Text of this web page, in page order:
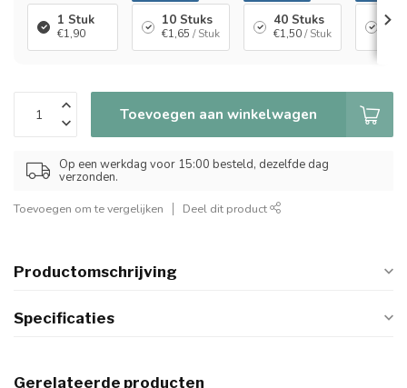
1 Stuk
€1,90
10 Stuks
€1,65 / Stuk
40 Stuks
€1,50/ Stuk
Toevoegen aan winkelwagen
Op een werkdag voor 15:00 besteld, dezelfde dag
verzonden.
Toevoegen om te vergelijken Deel dit product
Productomschrijving
Specificaties
Gerelateerde producten